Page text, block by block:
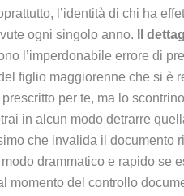
l’identità di chi ha
ogni singolo anno.
Il
l’imperdonabile errore di
figlio maggiorenne che si è
per te, ma lo
in alcun modo detrarre
che invalida il documento
drammatico e rapido se
del controllo